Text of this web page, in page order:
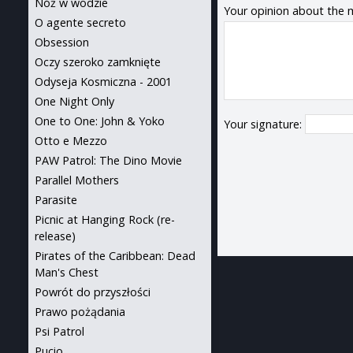
Your opinion about the
Your signature:
O agente secreto
Obsession
Oczy szeroko zamknięte
Odyseja Kosmiczna - 2001
One Night Only
One to One: John & Yoko
Otto e Mezzo
PAW Patrol: The Dino Movie
Parallel Mothers
Parasite
Picnic at Hanging Rock (re-
release)
Pirates of the Caribbean: Dead
Man's Chest
Powrót do przyszłości
Prawo pożądania
Psi Patrol